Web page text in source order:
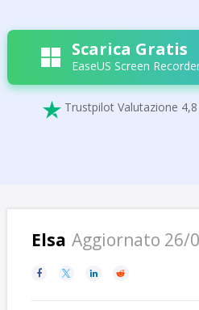
Scarica Gratis
EaseUS Screen
 Trustpilot Valutazione 4,8
Elsa Aggiornato 26/
   